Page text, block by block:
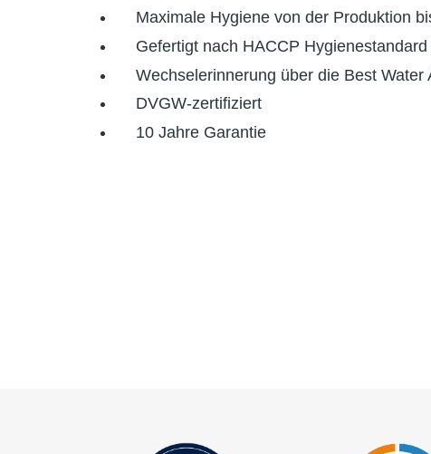
Maximale Hygiene von der Produktion
Gefertigt nach HACCP
Wechselerinnerung über die Best Water
DVGW-zertifiziert
10 Jahre Garantie